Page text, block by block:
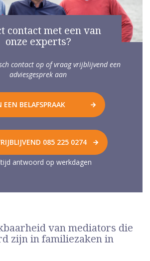
contact met een van
onze experts?
contact op of vraag vrijblijvend een
adviesgesprek aan
EEN BELAFSPRAAK
085 225 0274
antwoord op werkdagen
van mediators die
zijn in familiezaken in